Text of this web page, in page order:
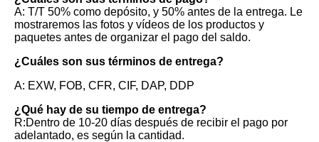
A: T/T 50% como depósito, y 50% antes de la entrega. Le
mostraremos las fotos y vídeos de los productos y
paquetes antes de organizar el pago del saldo.
¿Cuáles son sus términos de entrega?
A: EXW, FOB, CFR, CIF, DAP, DDP
¿Qué hay de su tiempo de entrega?
R:Dentro de 10-20 días después de recibir el pago por
adelantado, es según la cantidad.